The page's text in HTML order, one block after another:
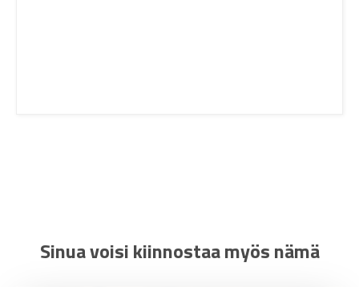
Sinua voisi kiinnostaa myös nämä